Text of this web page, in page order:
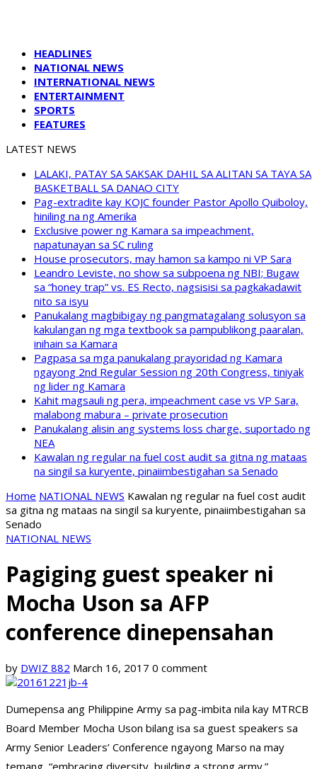
HEADLINES
NATIONAL NEWS
INTERNATIONAL NEWS
ENTERTAINMENT
SPORTS
FEATURES
LATEST NEWS
LALAKI, PATAY SA SAKSAK DAHIL SA ALITAN SA TAYA SA
BASKETBALL SA DANAO CITY
Pag-extradite kay KOJC founder Pastor Apollo Quiboloy,
hiniling na ng Amerika
Exclusive power ng Kamara sa impeachment,
napatunayan sa SC ruling
House prosecutors, may hamon sa kampo ni VP Sara
Leandro Leviste, no show sa subpoena ng NBI; Bugaw
sa “honey trap” vs. ES Recto, nagsisisi sa pagkakadawit
nito sa isyu
Panukalang magbibigay ng pangmatagalang solusyon sa
kakulangan ng mga textbook sa pampublikong paaralan,
inihain sa Kamara
Pagpasa sa mga panukalang prayoridad ng Kamara
ngayong 2nd Regular Session ng 20th Congress, tiniyak
ng lider ng Kamara
Kahit magsauli ng pera, impeachment case vs VP Sara,
malabong mabura – private prosecution
Panukalang alisin ang systems loss charge, suportado ng
NEA
Kawalan ng regular na fuel cost audit sa gitna ng mataas
na singil sa kuryente, pinaiimbestigahan sa Senado
Home NATIONAL NEWS Kawalan ng regular na fuel cost audit
sa gitna ng mataas na singil sa kuryente, pinaiimbestigahan sa
Senado
NATIONAL NEWS
Pagiging guest speaker ni
Mocha Uson sa AFP
conference dinepensahan
by DWIZ 882 March 16, 2017 0 comment
Dumepensa ang Philippine Army sa pag-imbita nila kay MTRCB
Board Member Mocha Uson bilang isa sa guest speakers sa
Army Senior Leaders’ Conference ngayong Marso na may